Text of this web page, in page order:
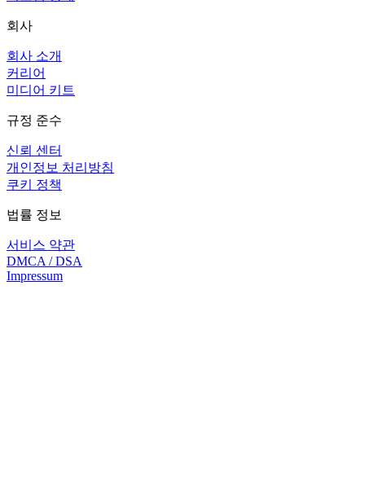
회사
회사 소개
커리어
미디어 키트
규정 준수
신뢰 센터
개인정보 처리방침
쿠키 정책
법률 정보
서비스 약관
DMCA / DSA
Impressum